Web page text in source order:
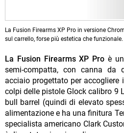
La Fusion Firearms XP Pro in versione
sul carrello, forse più estetica che funzionale.
La Fusion Firearms XP Pro è
semi-compatta, con canna
acciaio progettato per
colpi delle pistole Glock calibro 9
bull barrel (quindi di elevato
alimentazione e ha una finitura
specialista americano Clark